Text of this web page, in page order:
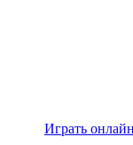
Играть онлайн